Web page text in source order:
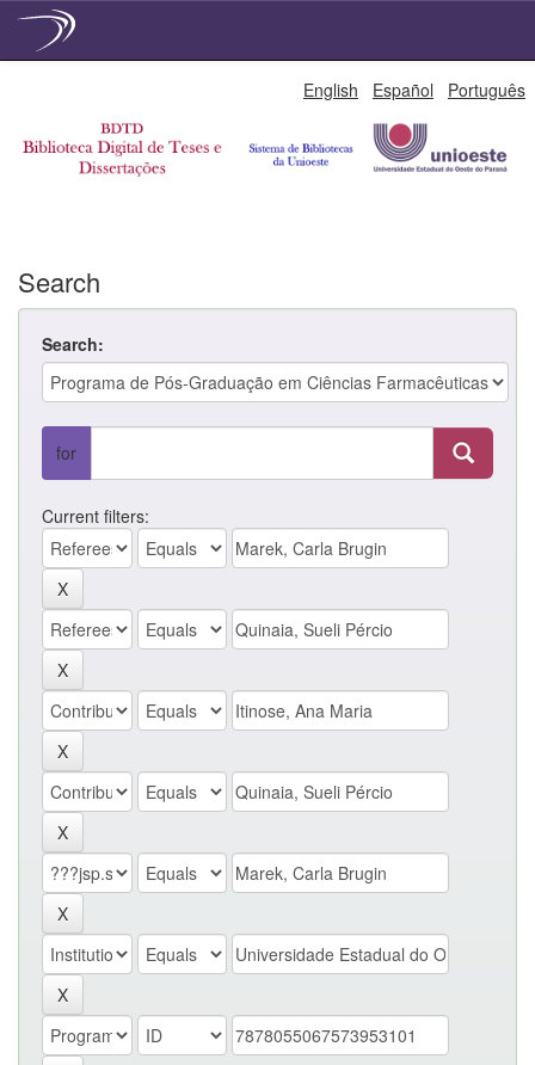
English Español Português
Search
Search:
for
Current filters: